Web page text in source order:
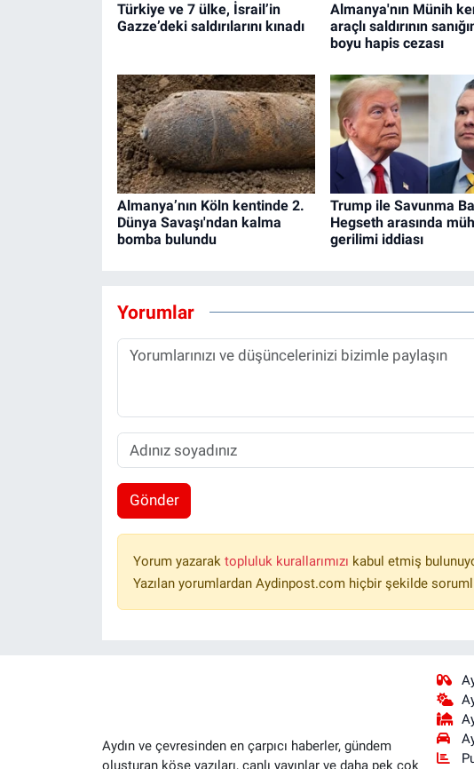
Türkiye ve 7 ülke, İsrail’in
Gazze’deki saldırılarını kınadı
Almanya'nın Münih
araçlı saldırının
boyu hapis cezası
Almanya’nın Köln kentinde 2.
Dünya Savaşı'ndan kalma
bomba bulundu
Trump ile Savunma
Hegseth arasında
gerilimi iddiası
Yorumlar
Gönder
Yorum yazarak topluluk kurallarımızı kabul etmiş
Yazılan yorumlardan Aydinpost.com hiçbir şekilde
Aydın ve çevresinden en çarpıcı haberler, gündem